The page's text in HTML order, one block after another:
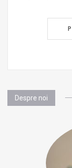
Despre noi